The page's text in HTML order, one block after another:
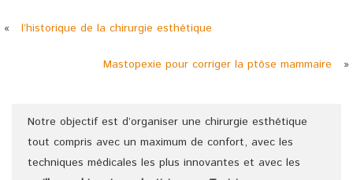
« l’historique de la chirurgie esthétique
Mastopexie pour corriger la ptôse mammaire »
Notre objectif est d’organiser une chirurgie esthétique
tout compris avec un maximum de confort, avec les
techniques médicales les plus innovantes et avec les